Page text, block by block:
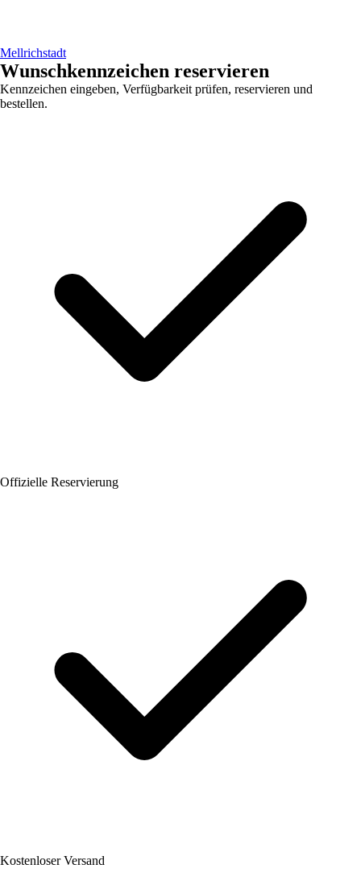
Mellrichstadt
Wunschkennzeichen reservieren
Kennzeichen eingeben, Verfügbarkeit prüfen, reservieren und
bestellen.
Offizielle Reservierung
Kostenloser Versand